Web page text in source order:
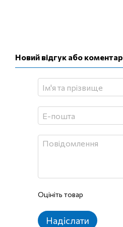
Новий відгук або коментар
Оцініть товар
Надіслати